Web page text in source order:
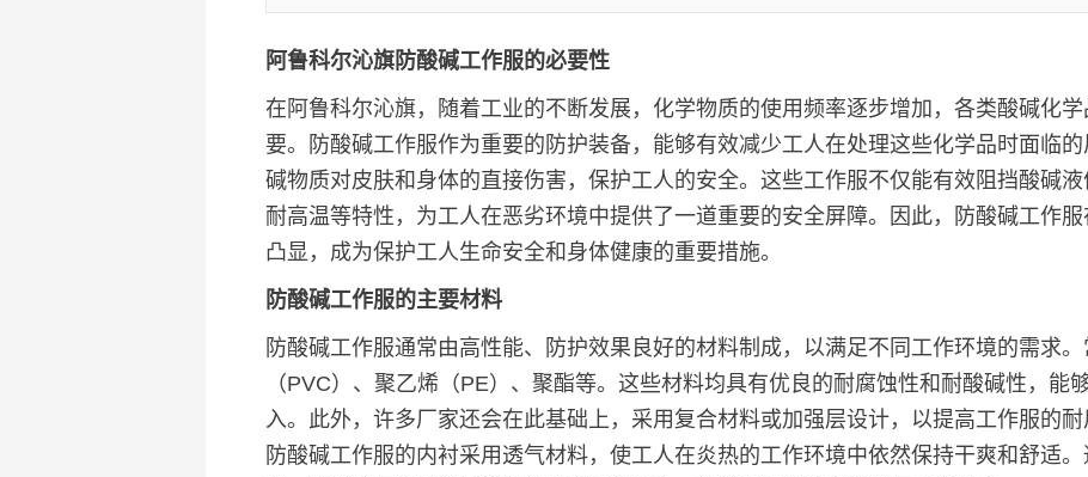
阿鲁科尔沁旗防酸碱工作服的必要性
在阿鲁科尔沁旗，随着工业的不断发展，化学物质的使用频率逐步增加，各类酸碱化
要。防酸碱工作服作为重要的防护装备，能够有效减少工人在处理这些化学品时面临
碱物质对皮肤和身体的直接伤害，保护工人的安全。这些工作服不仅能有效阻挡酸碱液
耐高温等特性，为工人在恶劣环境中提供了一道重要的安全屏障。因此，防酸碱工作
凸显，成为保护工人生命安全和身体健康的重要措施。
防酸碱工作服的主要材料
防酸碱工作服通常由高性能、防护效果良好的材料制成，以满足不同工作环境的需求
（PVC）、聚乙烯（PE）、聚酯等。这些材料均具有优良的耐腐蚀性和耐酸碱性，能
入。此外，许多厂家还会在此基础上，采用复合材料或加强层设计，以提高工作服的
防酸碱工作服的内衬采用透气材料，使工人在炎热的工作环境中依然保持干爽和舒适